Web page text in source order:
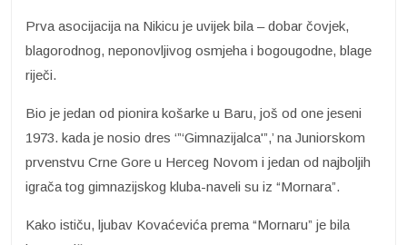
Prva asocijacija na Nikicu je uvijek bila – dobar čovjek,
blagorodnog, neponovljivog osmjeha i bogougodne, blage
riječi.
Bio je jedan od pionira košarke u Baru, još od one jeseni
1973. kada je nosio dres ‘”‘Gimnazijalca'”,’ na Juniorskom
prvenstvu Crne Gore u Herceg Novom i jedan od najboljih
igrača tog gimnazijskog kluba-naveli su iz “Mornara”.
Kako ističu, ljubav Kovaćevića prema “Mornaru” je bila